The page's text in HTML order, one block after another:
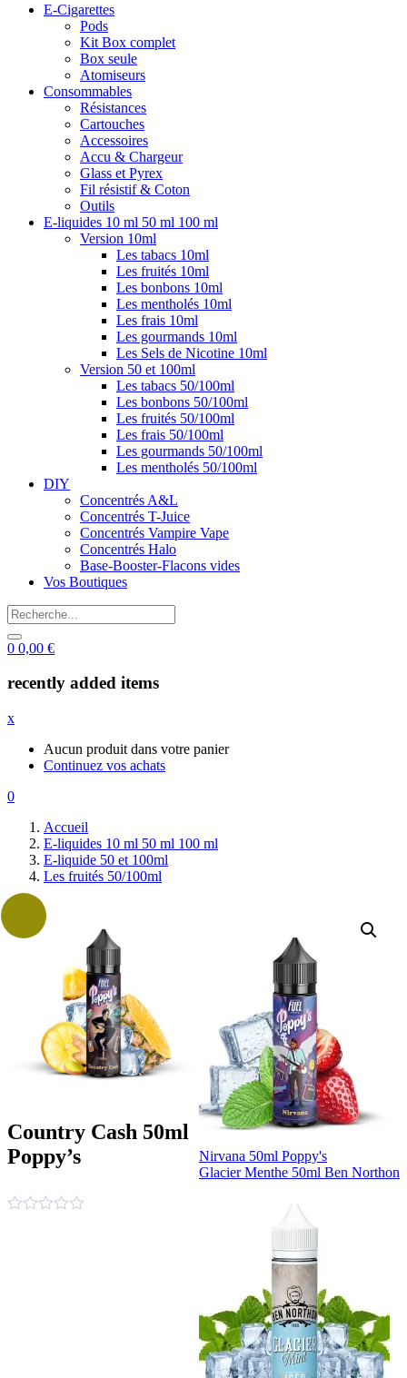
E-Cigarettes
Pods
Kit Box complet
Box seule
Atomiseurs
Consommables
Résistances
Cartouches
Accessoires
Accu & Chargeur
Glass et Pyrex
Fil résistif & Coton
Outils
E-liquides 10 ml 50 ml 100 ml
Version 10ml
Les tabacs 10ml
Les fruités 10ml
Les bonbons 10ml
Les mentholés 10ml
Les frais 10ml
Les gourmands 10ml
Les Sels de Nicotine 10ml
Version 50 et 100ml
Les tabacs 50/100ml
Les bonbons 50/100ml
Les fruités 50/100ml
Les frais 50/100ml
Les gourmands 50/100ml
Les mentholés 50/100ml
DIY
Concentrés A&L
Concentrés T-Juice
Concentrés Vampire Vape
Concentrés Halo
Base-Booster-Flacons vides
Vos Boutiques
0 0,00 €
recently added items
x
Aucun produit dans votre panier
Continuez vos achats
0
Accueil
E-liquides 10 ml 50 ml 100 ml
E-liquide 50 et 100ml
Les fruités 50/100ml
Nirvana 50ml Poppy's
Glacier Menthe 50ml Ben Northon
Country Cash 50ml
Poppy’s